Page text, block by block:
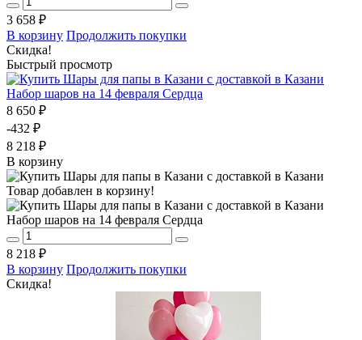
3 658 ₽
В корзину Продолжить покупки
Скидка!
Быстрый просмотр
Набор шаров на 14 февраля Сердца
8 650 ₽
-432 ₽
8 218 ₽
В корзину
Товар добавлен в корзину!
Набор шаров на 14 февраля Сердца
8 218 ₽
В корзину Продолжить покупки
Скидка!